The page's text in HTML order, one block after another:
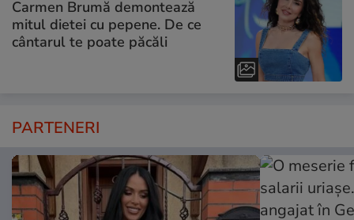
Carmen Brumă demontează
mitul dietei cu pepene. De ce
cântarul te poate păcăli
PARTENERI